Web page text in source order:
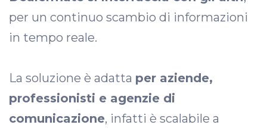
per un continuo scambio di informazioni
in tempo reale.
La soluzione è adatta per aziende,
professionisti e agenzie di
comunicazione, infatti è scalabile a